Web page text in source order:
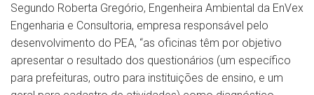
Segundo Roberta Gregório, Engenheira Ambiental da EnVex
Engenharia e Consultoria, empresa responsável pelo
desenvolvimento do PEA, “as oficinas têm por objetivo
apresentar o resultado dos questionários (um específico
para prefeituras, outro para instituições de ensino, e um